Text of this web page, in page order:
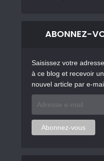
ABONNEZ-
Saisissez votre
à ce blog et recevoir
nouvel article par e-
mail
Abonnez-vous